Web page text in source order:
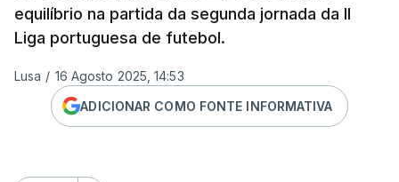
equilíbrio na partida da segunda jornada da II
Liga portuguesa de futebol.
Lusa / 16 Agosto 2025, 14:53
ADICIONAR COMO FONTE INFORMATIVA